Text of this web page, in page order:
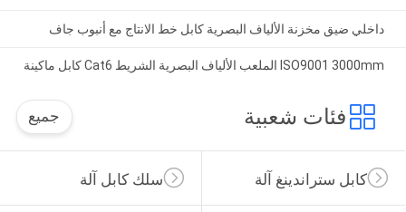
داخلي ضيق مخزنة الألياف البصرية كابل خط الانتاج مع أنبوب جاف
ISO9001 3000mm الملعب الألياف البصرية الشريط Cat6 كابل ماكينة
فئات شعبية جميع
سلك كابل آلة كابل ستراندينغ آلة